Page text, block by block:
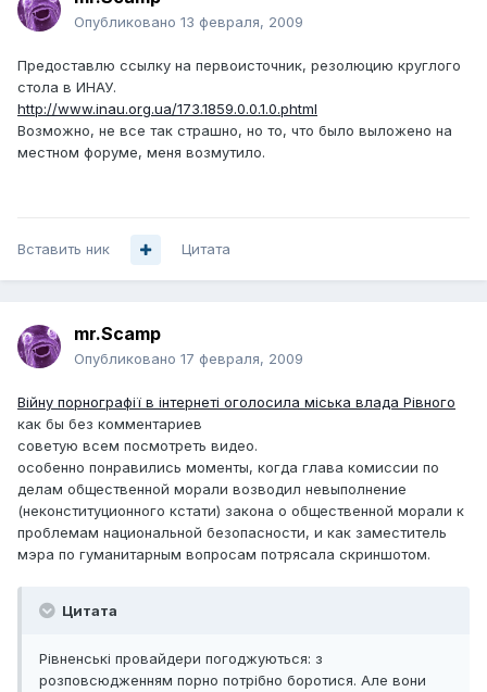
Опубликовано 13 февраля, 2009
Предоставлю ссылку на первоисточник, резолюцию круглого
стола в ИНАУ.
http://www.inau.org.ua/173.1859.0.0.1.0.phtml
Возможно, не все так страшно, но то, что было выложено на
местном форуме, меня возмутило.
Вставить ник Цитата
mr.Scamp
Опубликовано 17 февраля, 2009
Війну порнографії в інтернеті оголосила міська влада Рівного
как бы без комментариев
советую всем посмотреть видео.
особенно понравились моменты, когда глава комиссии по
делам общественной морали возводил невыполнение
(неконституционного кстати) закона о общественной морали к
проблемам национальной безопасности, и как заместитель
мэра по гуманитарным вопросам потрясала скриншотом.
Цитата
Рівненські провайдери погоджуються: з
розповсюдженням порно потрібно боротися. Але вони